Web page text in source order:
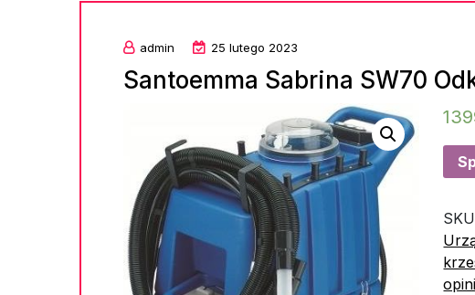
admin 25 lutego 2023
Santoemma Sabrina SW70